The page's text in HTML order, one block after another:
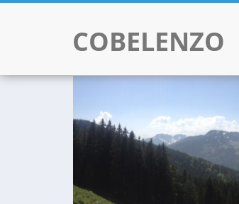
COBELENZO